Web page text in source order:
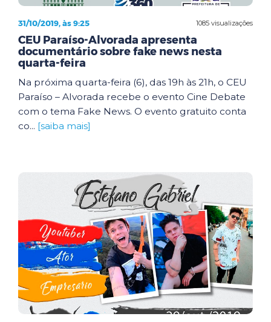
1085 visualizações
31/10/2019, às 9:25
CEU Paraíso-Alvorada apresenta
documentário sobre fake news nesta
quarta-feira
Na próxima quarta-feira (6), das 19h às 21h, o CEU
Paraíso – Alvorada recebe o evento Cine Debate
com o tema Fake News. O evento gratuito conta
co... [saiba mais]